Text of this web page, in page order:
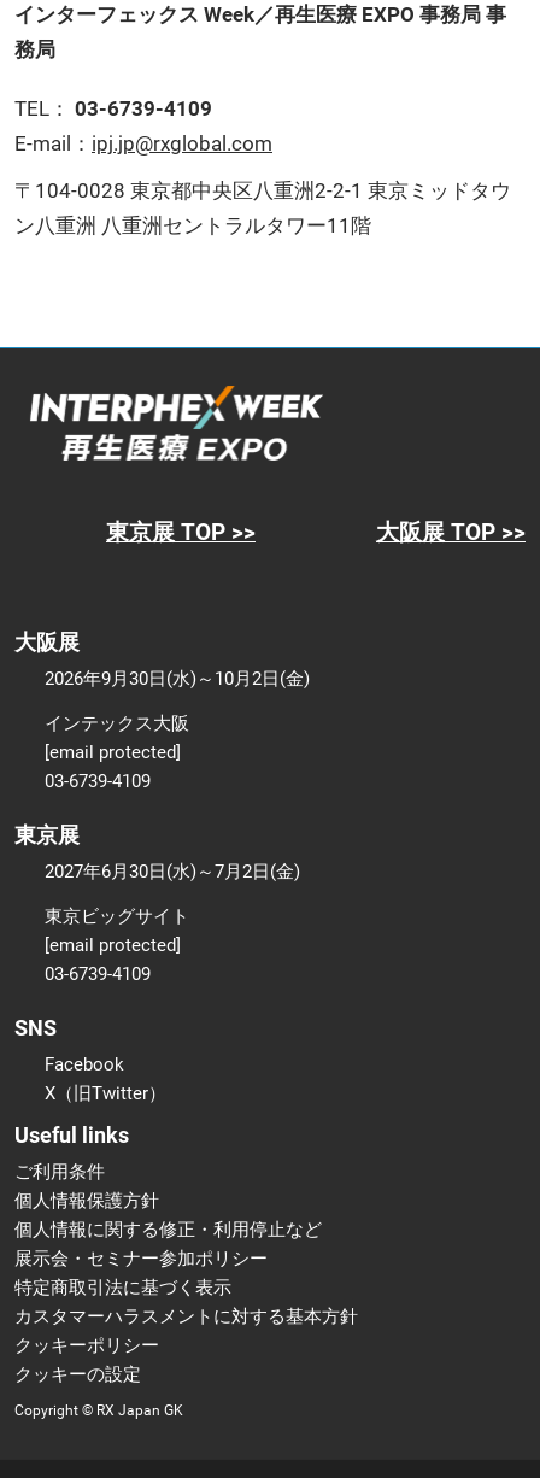
インターフェックス Week／再生医療 EXPO 事務局 事
務局
TEL： 03-6739-4109
E-mail： ipj.jp@rxglobal.com
〒104-0028 東京都中央区八重洲2-2-1 東京ミッドタウ
ン八重洲 八重洲セントラルタワー11階
東京展 TOP >> 大阪展 TOP >>
大阪展
2026年9月30日(水)～10月2日(金)
インテックス大阪
[email protected]
03-6739-4109
東京展
2027年6月30日(水)～7月2日(金)
東京ビッグサイト
[email protected]
03-6739-4109
SNS
Facebook
X（旧Twitter）
Useful links
ご利用条件
個人情報保護方針
個人情報に関する修正・利用停止など
展示会・セミナー参加ポリシー
特定商取引法に基づく表示
カスタマーハラスメントに対する基本方針
クッキーポリシー
クッキーの設定
Copyright © RX Japan GK